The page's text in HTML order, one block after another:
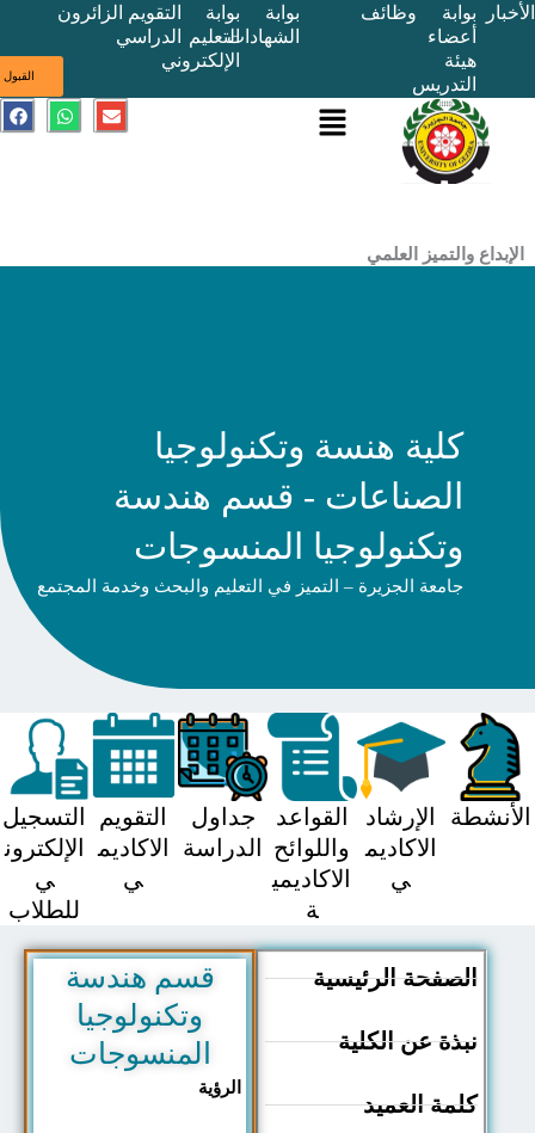
بوابة
التدريس
وظائف
الشهادات
بوابة
التعليم
الإلكتروني
التقويم
الدراسي
الزائرون
والتميز العلمي
القائمة E
W
h
F
a
كلية هنسة وتكنولوجيا
الصناعات - قسم هندسة
وتكنولوجيا المنسوجات
جامعة الجزيرة – التميز في التعليم والبحث وخدمة المجتمع
الإرشاد
الاكاديم
القواعد
واللوائح
الاكاديمي
جداول
الدراسة
التقويم
الاكاديم
التسجيل
الإلكترون
للطلاب
الصفحة الرئيسية
نبذة عن الكلية
كلمة العميد
قسم هندسة
وتكنولوجيا
المنسوجات